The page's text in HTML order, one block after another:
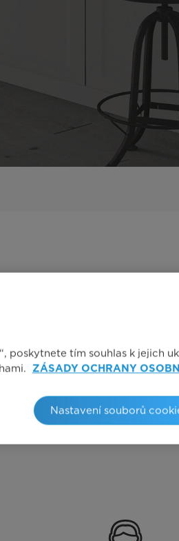
poskytnete tím souhlas k jejich
ZÁSADY OCHRANY
Nastavení souborů